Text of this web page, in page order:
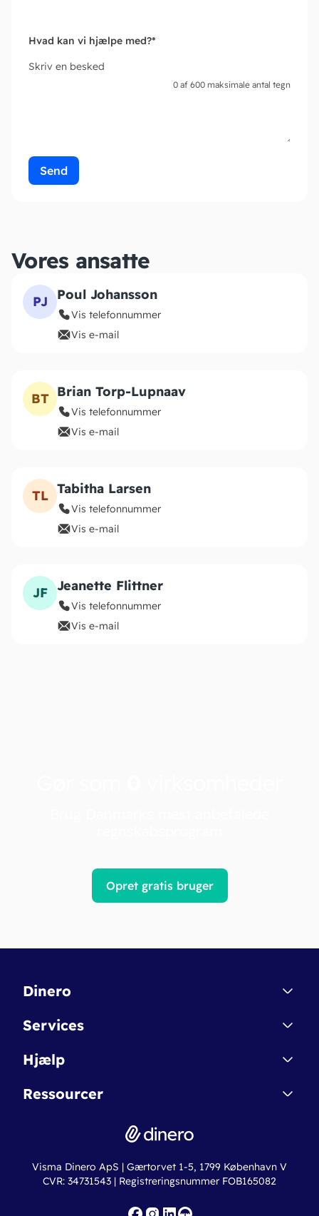
Hvad kan vi hjælpe med?*
Skriv en besked
0 af 600 maksimale antal tegn
Vores ansatte
PJ Poul Johansson
Vis telefonnummer
Vis e-mail
BT Brian Torp-Lupnaav
Vis telefonnummer
Vis e-mail
TL Tabitha Larsen
Vis telefonnummer
Vis e-mail
JF Jeanette Flittner
Vis telefonnummer
Vis e-mail
Opret gratis bruger
Dinero
Kontakt
Betingelser & Sikkerhed
Nye funktioner
Services
Dinero Starter
Dinero Pro
Erhvervslån
Fakturaskabeloner
Hjælp
Regnskabsordbogen
Online regnskabskurser
Ressourcer
Ny virksomhed
Iværksætterlegat
Visma Dinero ApS | Gærtorvet 1-5, 1799 København V
CVR: 34731543 | Registreringsnummer FOB165082